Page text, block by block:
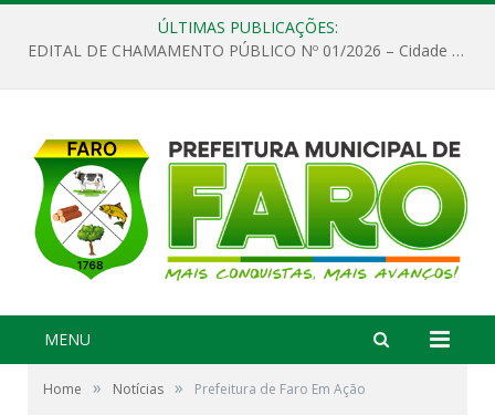
ÚLTIMAS PUBLICAÇÕES:
EDITAL DE CHAMAMENTO PÚBLICO Nº 01/2026 – Cidade de Faro
MENU
Home » Notícias » Prefeitura de Faro Em Ação